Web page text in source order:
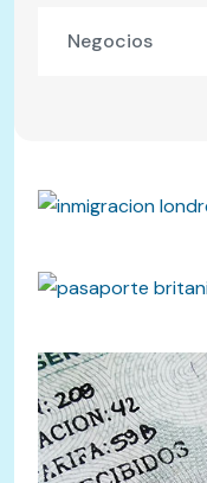
Negocios